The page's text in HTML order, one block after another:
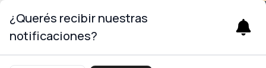
¿Querés recibir nuestras
notificaciones?